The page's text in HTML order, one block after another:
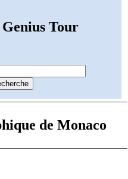
Tour
de Monaco